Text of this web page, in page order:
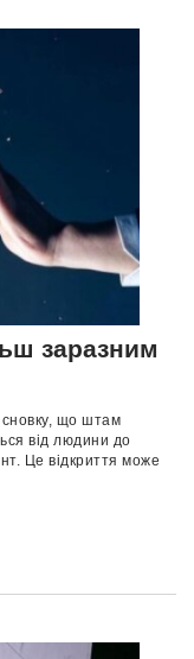
заразним
що штам
від людини до
Це відкриття може